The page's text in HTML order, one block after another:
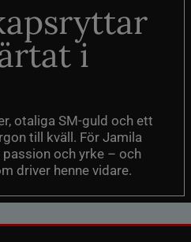
i
otaliga SM-guld och ett
till kväll. För Jamila
och yrke – och
driver henne vidare.